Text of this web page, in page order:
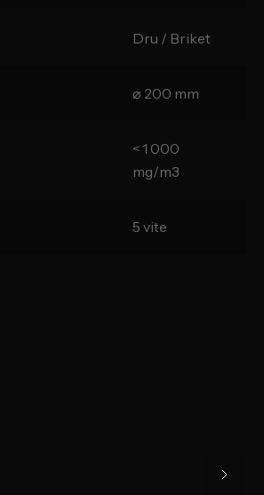
Dru / Briket
⌀ 200 mm
< 1 000
mg/m3
5 vite